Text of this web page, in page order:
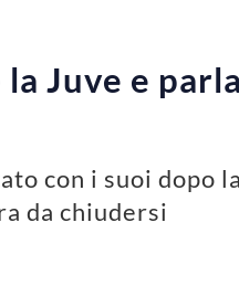
Juve e
con i suoi dopo
da chiudersi